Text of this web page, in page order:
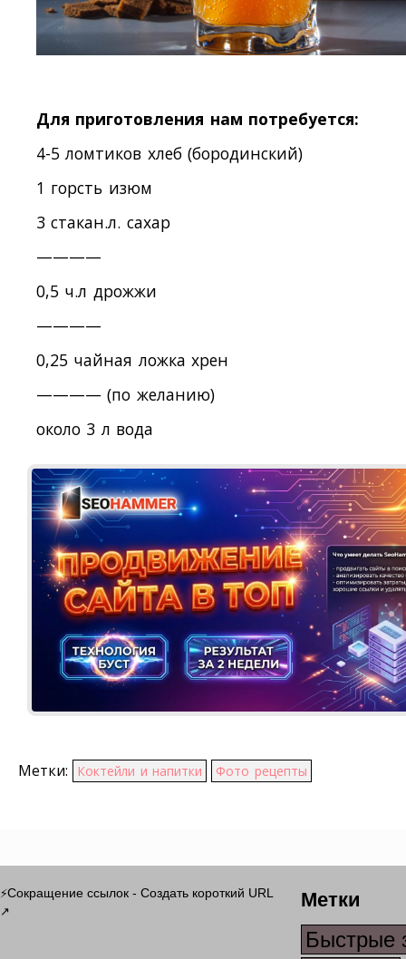
Для приготовления нам потребуется:
4-5 ломтиков хлеб (бородинский)
1 горсть изюм
3 стакан.л. сахар
————
0,5 ч.л дрожжи
————
0,25 чайная ложка хрен
———— (по желанию)
около 3 л вода
Метки: Коктейли и напитки Фото рецепты
⚡Сокращение ссылок - Создать короткий URL
↗ Метки
Быстрые